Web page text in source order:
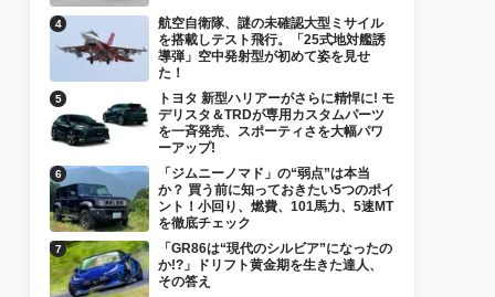
航空自衛隊、謎の未確認大型ミサイル
を搭載しテスト飛行。「25式地対艦誘
導弾」空中発射型が初めて姿を見せ
た！
トヨタ 新型ハリアーがさらに精悍に! モ
デリスタ＆TRDが専用カスタムパーツ
を一斉発売、スポーティさを大幅パワ
ーアップ!
「ジムニーノマド」の“弱点”は本当
か？ 買う前に知っておきたい5つのポイ
ント！小回り、燃費、101馬力、5速MT
を徹底チェック
「GR86は“現代のシルビア”になったの
か!?」ドリフト黄金期を生きた達人、
その答え